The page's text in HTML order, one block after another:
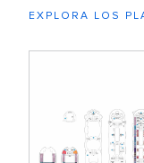
EXPLORA LOS